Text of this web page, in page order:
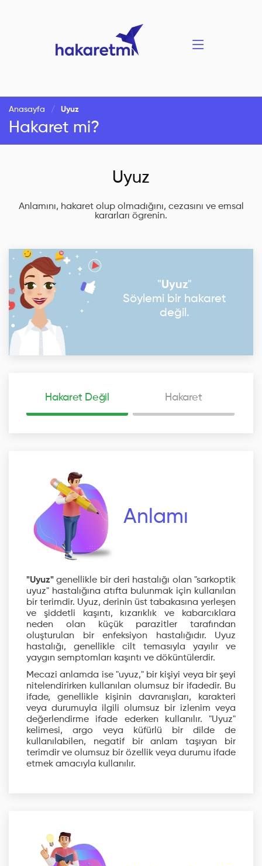
Anasayfa Uyuz
Hakaret mi?
Uyuz
Anlamını, hakaret olup olmadığını, cezasını ve emsal
kararları ögrenin.
"Uyuz"
Söylemi bir hakaret
değil.
Hakaret Değil Hakaret
Anlamı
"Uyuz" genellikle bir deri hastalığı olan "sarkoptik
uyuz" hastalığına atıfta bulunmak için kullanılan
bir terimdir. Uyuz, derinin üst tabakasına yerleşen
ve şiddetli kaşıntı, kızarıklık ve kabarcıklara
neden olan küçük parazitler tarafından
oluşturulan bir enfeksiyon hastalığıdır. Uyuz
hastalığı, genellikle cilt temasıyla yayılır ve
yaygın semptomları kaşıntı ve döküntülerdir.
Mecazi anlamda ise "uyuz," bir kişiyi veya bir şeyi
nitelendirirken kullanılan olumsuz bir ifadedir. Bu
ifade, genellikle kişinin davranışları, karakteri
veya durumuyla ilgili olumsuz bir izlenim veya
değerlendirme ifade ederken kullanılır. "Uyuz"
kelimesi, argo veya küfürlü bir dilde de
kullanılabilen, negatif bir anlam taşıyan bir
terimdir ve olumsuz bir özellik veya durumu ifade
etmek amacıyla kullanılır.